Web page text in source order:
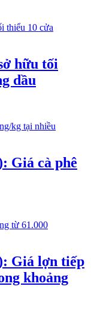
hữu tối
dầu
Giá cà phê
Giá lợn tiếp
khoảng